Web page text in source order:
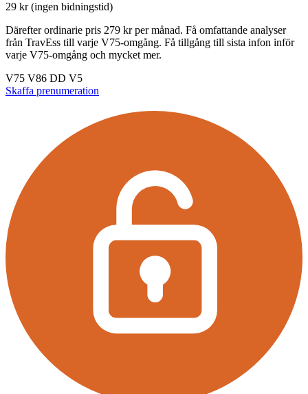
29 kr (ingen bidningstid)
Därefter ordinarie pris 279 kr per månad. Få omfattande analyser
från TravEss till varje V75-omgång. Få tillgång till sista infon inför
varje V75-omgång och mycket mer.
V75 V86 DD V5
Skaffa prenumeration